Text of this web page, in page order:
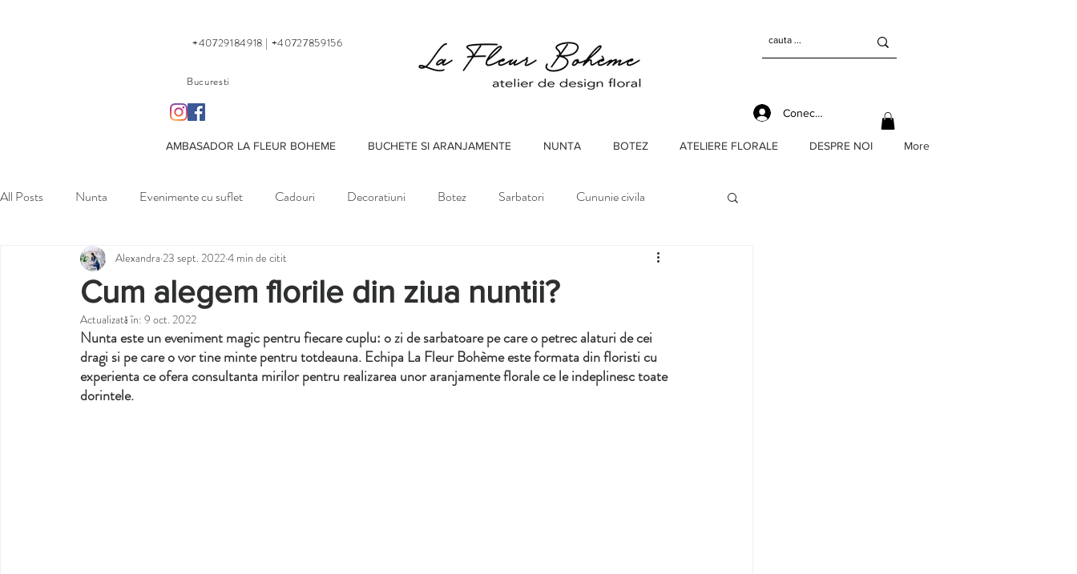
+40729184918 | +40727859156
Bucuresti
Conectează-te
AMBASADOR LA FLEUR BOHEME BUCHETE SI ARANJAMENTE NUNTA BOTEZ ATELIERE FLORALE DESPRE NOI More
All Posts Nunta Evenimente cu suflet Cadouri Decoratiuni Botez Sarbatori Cununie civila
Petreceri private
Cum alegem florile din ziua nuntii?
Alexandra 23 sept. 20224 min de citit
Actualizată în: 9 oct. 2022
Nunta este un eveniment magic pentru fiecare cuplu: o zi de sarbatoare pe care o petrec alaturi de cei
dragi si pe care o vor tine minte pentru totdeauna. Echipa La Fleur Bohème este formata din floristi cu
experienta ce ofera consultanta mirilor pentru realizarea unor aranjamente florale ce le indeplinesc toate
dorintele.